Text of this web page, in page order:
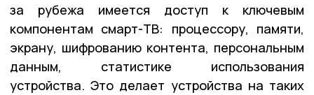
за рубежа имеется доступ к ключевым
компонентам смарт-ТВ: процессору, памяти,
экрану, шифрованию контента, персональным
данным, статистике использования
устройства. Это делает устройства на таких